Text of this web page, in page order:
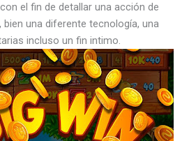
el fin de detallar una acción de
una diferente tecnología, una
incluso un fin intimo.